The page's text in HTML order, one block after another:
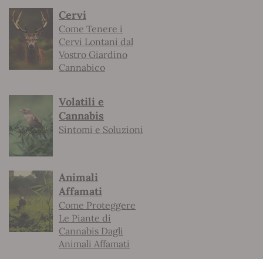
Cervi
Come Tenere i
Cervi Lontani dal
Vostro Giardino
Cannabico
Volatili e
Cannabis
Sintomi e Soluzioni
Animali
Affamati
Come Proteggere
Le Piante di
Cannabis Dagli
Animali Affamati